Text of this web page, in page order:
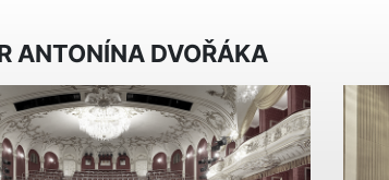
ANTONÍNA DVOŘÁKA